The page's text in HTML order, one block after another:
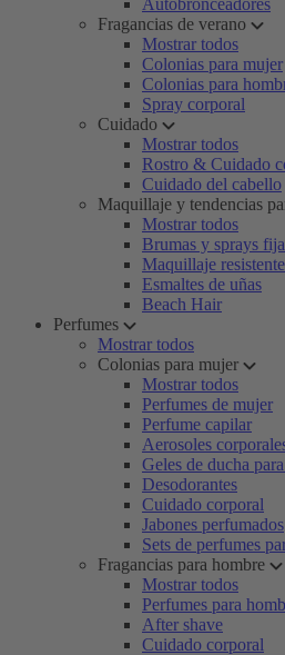
Autobronceadores
Fragancias de verano
Mostrar todos
Colonias para mujer
Colonias para
Spray corporal
Cuidado
Mostrar todos
Rostro & Cuidado
Cuidado del cabello
Maquillaje y tendencias
Mostrar todos
Brumas y sprays
Maquillaje
Esmaltes de uñas
Beach Hair
Perfumes
Mostrar todos
Colonias para mujer
Mostrar todos
Perfumes de mujer
Perfume capilar
Aerosoles
Geles de ducha
Desodorantes
Cuidado corporal
Jabones perfumados
Sets de perfumes
Fragancias para hombre
Mostrar todos
Perfumes para
After shave
Cuidado corporal